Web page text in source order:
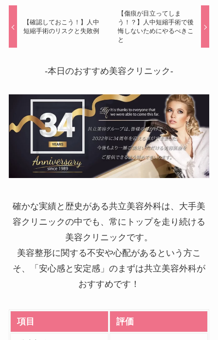
【確認しておこう！】人中
短縮手術のリスクと失敗例
【傷痕が目立ってしま
う！？】人中短縮手術で後
悔しないためにやるべきこ
と
-本日のおすすめ美容クリニック-
確かな実績と歴史がある共立美容外科は、大手美
容クリニックの中でも、常にトップを走り続ける
美容クリニックです。
美容整形に関する不安や心配があるという方こ
そ、「安心感と安定感」のまずは共立美容外科が
おすすめです！
項目 評価